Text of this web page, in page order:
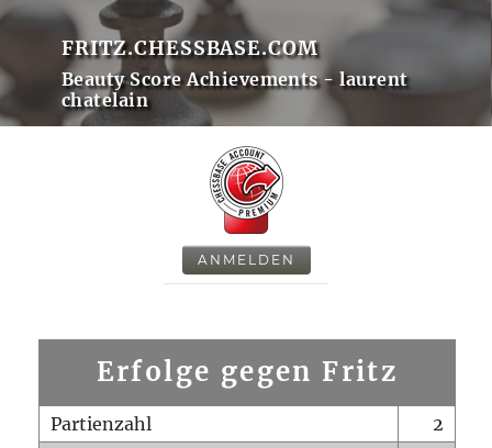
FRITZ.CHESSBASE.COM
Beauty Score Achievements - laurent
chatelain
ANMELDEN
Erfolge gegen Fritz
Partienzahl
2